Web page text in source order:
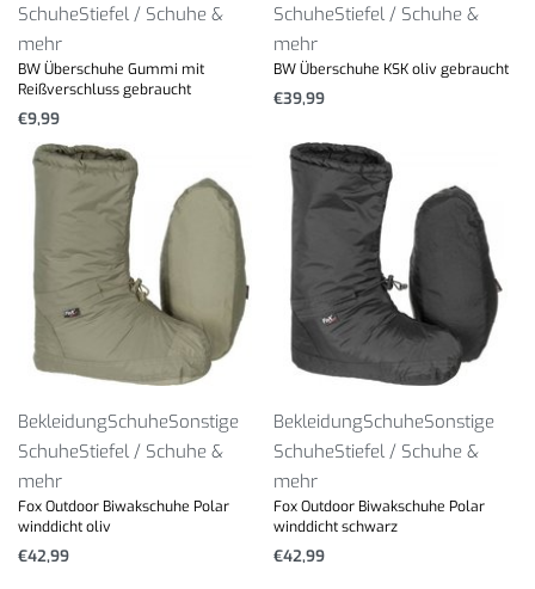
SchuheStiefel / Schuhe &
mehr
BW Überschuhe Gummi mit
Reißverschluss gebraucht
€9,99
SchuheStiefel / Schuhe &
mehr
BW Überschuhe KSK oliv gebraucht
€39,99
BekleidungSchuheSonstige
SchuheStiefel / Schuhe &
mehr
Fox Outdoor Biwakschuhe Polar
winddicht oliv
€42,99
BekleidungSchuheSonstige
SchuheStiefel / Schuhe &
mehr
Fox Outdoor Biwakschuhe Polar
winddicht schwarz
€42,99